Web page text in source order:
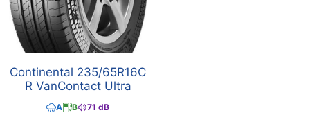
Continental 235/65R16C
R VanContact Ultra
A B 71 dB